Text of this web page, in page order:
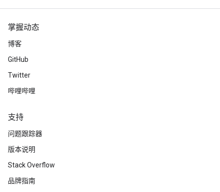
掌握动态
博客
GitHub
Twitter
哔哩哔哩
支持
问题跟踪器
版本说明
Stack Overflow
品牌指南